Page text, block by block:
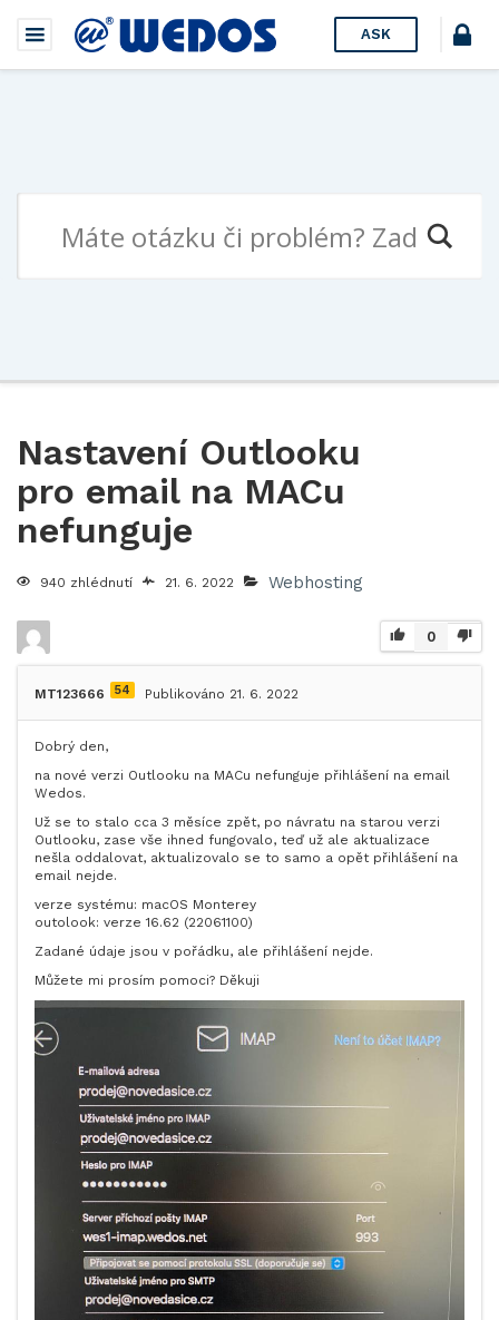
ASK
Nastavení Outlooku
pro email na MACu
nefunguje
940 zhlédnutí 21. 6. 2022 Webhosting
0
MT123666 54 Publikováno 21. 6. 2022
Dobrý den,
na nové verzi Outlooku na MACu nefunguje přihlášení na email
Wedos.
Už se to stalo cca 3 měsíce zpět, po návratu na starou verzi
Outlooku, zase vše ihned fungovalo, teď už ale aktualizace
nešla oddalovat, aktualizovalo se to samo a opět přihlášení na
email nejde.
verze systému: macOS Monterey
outolook: verze 16.62 (22061100)
Zadané údaje jsou v pořádku, ale přihlášení nejde.
Můžete mi prosím pomoci? Děkuji